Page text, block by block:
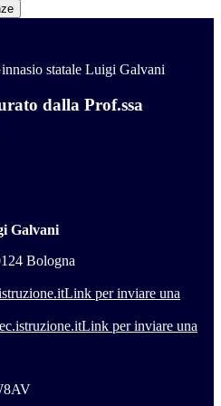
statale Luigi Galvani
dalla Prof.ssa
Galvani
Bologna
Link per inviare una
Link per inviare una